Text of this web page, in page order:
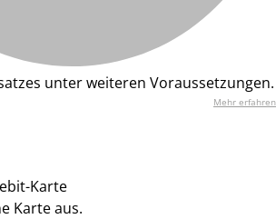
unter weiteren Voraussetzungen.
Mehr erfahren
Karte
Karte aus.